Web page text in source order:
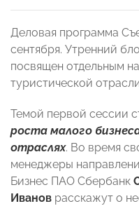
Деловая программа
сентября. Утренний
посвящен отдельным
туристической
Темой первой сессии
роста малого
отраслях. Во время
менеджеры
Бизнес ПАО Сбербанк
Иванов расскажут о